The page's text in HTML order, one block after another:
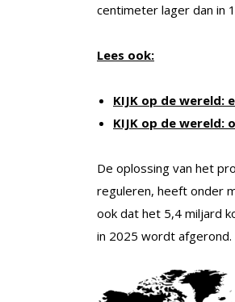
centimeter lager dan in
Lees ook:
KIJK op de wereld:
KIJK op de wereld:
De oplossing van het
reguleren, heeft onder
ook dat het 5,4 miljard
in 2025 wordt afgerond.